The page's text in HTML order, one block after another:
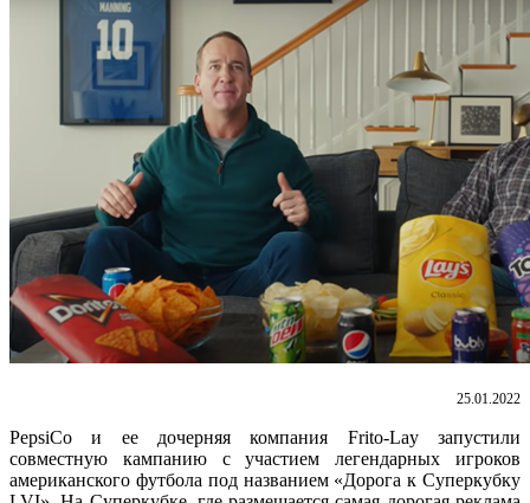
25.01.2022
PepsiCo и ее дочерняя компания Frito-Lay запустили
совместную кампанию с участием легендарных игроков
американского футбола под названием «Дорога к Суперкубку